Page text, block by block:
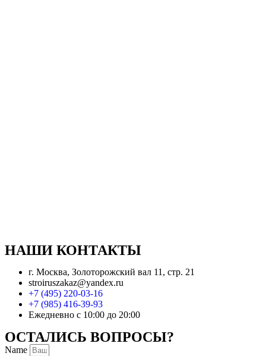
НАШИ КОНТАКТЫ
г. Москва, Золоторожский вал 11, стр. 21
stroiruszakaz@yandex.ru
+7 (495) 220-03-16
+7 (985) 416-39-93
Ежедневно с 10:00 до 20:00
ОСТАЛИСЬ ВОПРОСЫ?
Name